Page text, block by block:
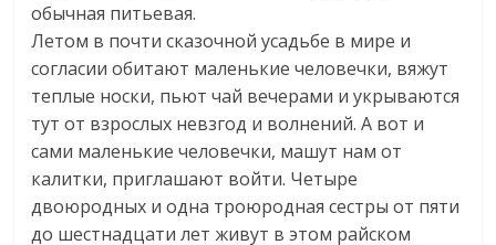
обычная питьевая.
Летом в почти сказочной усадьбе в мире и
согласии обитают маленькие человечки, вяжут
теплые носки, пьют чай вечерами и укрываются
тут от взрослых невзгод и волнений. А вот и
сами маленькие человечки, машут нам от
калитки, приглашают войти. Четыре
двоюродных и одна троюродная сестры от пяти
до шестнадцати лет живут в этом райском